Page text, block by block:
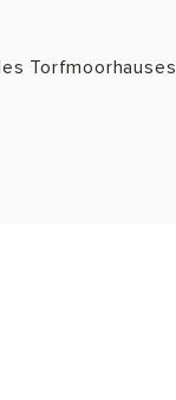
Torfmoorhauses